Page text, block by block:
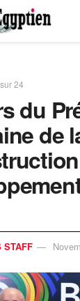
24
du
de
STAFF